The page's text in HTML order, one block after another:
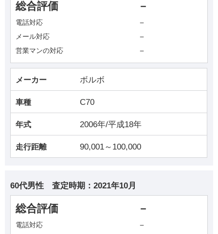
総合評価 －
電話対応 －
メール対応 －
営業マンの対応 －
メーカー ボルボ
車種 C70
年式 2006年/平成18年
走行距離 90,001～100,000
60代男性 査定時期： 2021年10月
総合評価 －
電話対応 －